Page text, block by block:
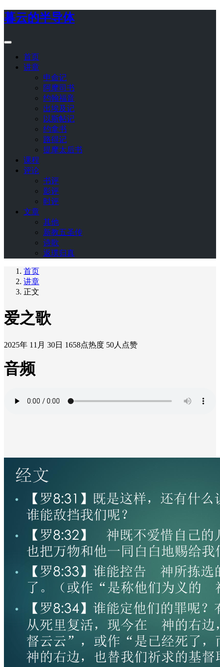
暮云的半导体
首页
讲章
申命记
阿摩司书
约翰福音
出埃及记
以斯帖记
约拿书
路得记
提摩太后书
课程
评论
书评
影评
时评
文章
其他
新教五圣传
诗歌
返璞归真
首页
讲章
正文
爱之歌
2025年 11月 30日 1658点热度 50人点赞
音频